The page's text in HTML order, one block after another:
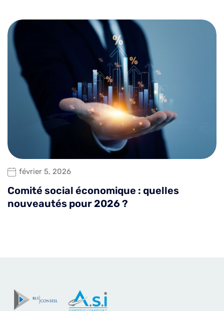
février 5, 2026
Comité social économique : quelles
nouveautés pour 2026 ?